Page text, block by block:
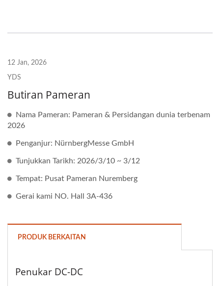
12 Jan, 2026
YDS
Butiran Pameran
Nama Pameran: Pameran & Persidangan dunia terbenam
2026
Penganjur: NürnbergMesse GmbH
Tunjukkan Tarikh: 2026/3/10 ~ 3/12
Tempat: Pusat Pameran Nuremberg
Gerai kami NO. Hall 3A-436
PRODUK BERKAITAN
Penukar DC-DC